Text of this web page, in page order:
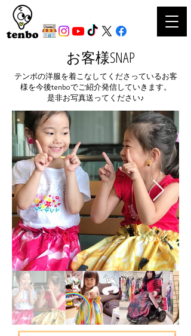
お客様SNAP
テンボの洋服を着こなしてくださっているお客
様を今後tenboでご紹介発信していきます。
是非お写真送ってください♪